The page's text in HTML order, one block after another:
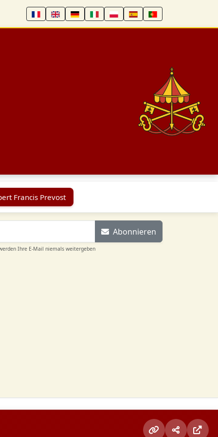
Francis Prevost
Abonnieren
Ihre E-Mail niemals weitergeben